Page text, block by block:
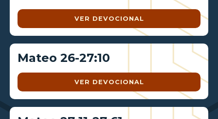
VER DEVOCIONAL
Mateo 26-27:10
VER DEVOCIONAL